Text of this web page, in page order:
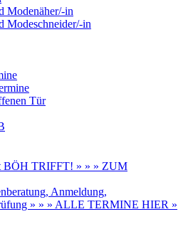
Modenäher/-in
Modeschneider/-in
Tür
BÖH TRIFFT! » » » ZUM
Anmeldung,
» » » ALLE TERMINE HIER »